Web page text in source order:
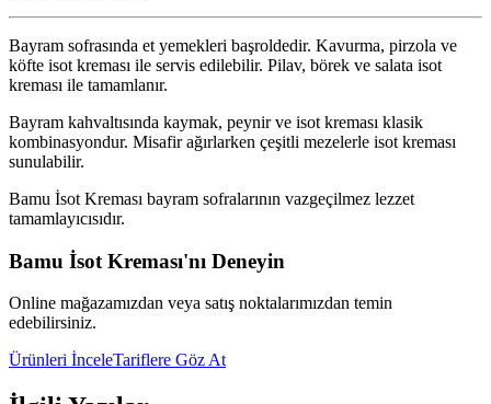
Bayram sofrasında et yemekleri başroldedir. Kavurma, pirzola ve
köfte isot kreması ile servis edilebilir. Pilav, börek ve salata isot
kreması ile tamamlanır.
Bayram kahvaltısında kaymak, peynir ve isot kreması klasik
kombinasyondur. Misafir ağırlarken çeşitli mezelerle isot kreması
sunulabilir.
Bamu İsot Kreması bayram sofralarının vazgeçilmez lezzet
tamamlayıcısıdır.
Bamu İsot Kreması'nı Deneyin
Online mağazamızdan veya satış noktalarımızdan temin
edebilirsiniz.
Ürünleri İnceleTariflere Göz At